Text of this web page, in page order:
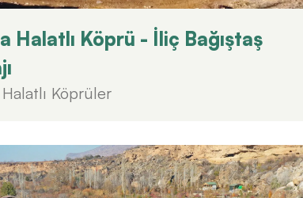
Halatlı Köprü - İliç Bağıştaş
Köprüler